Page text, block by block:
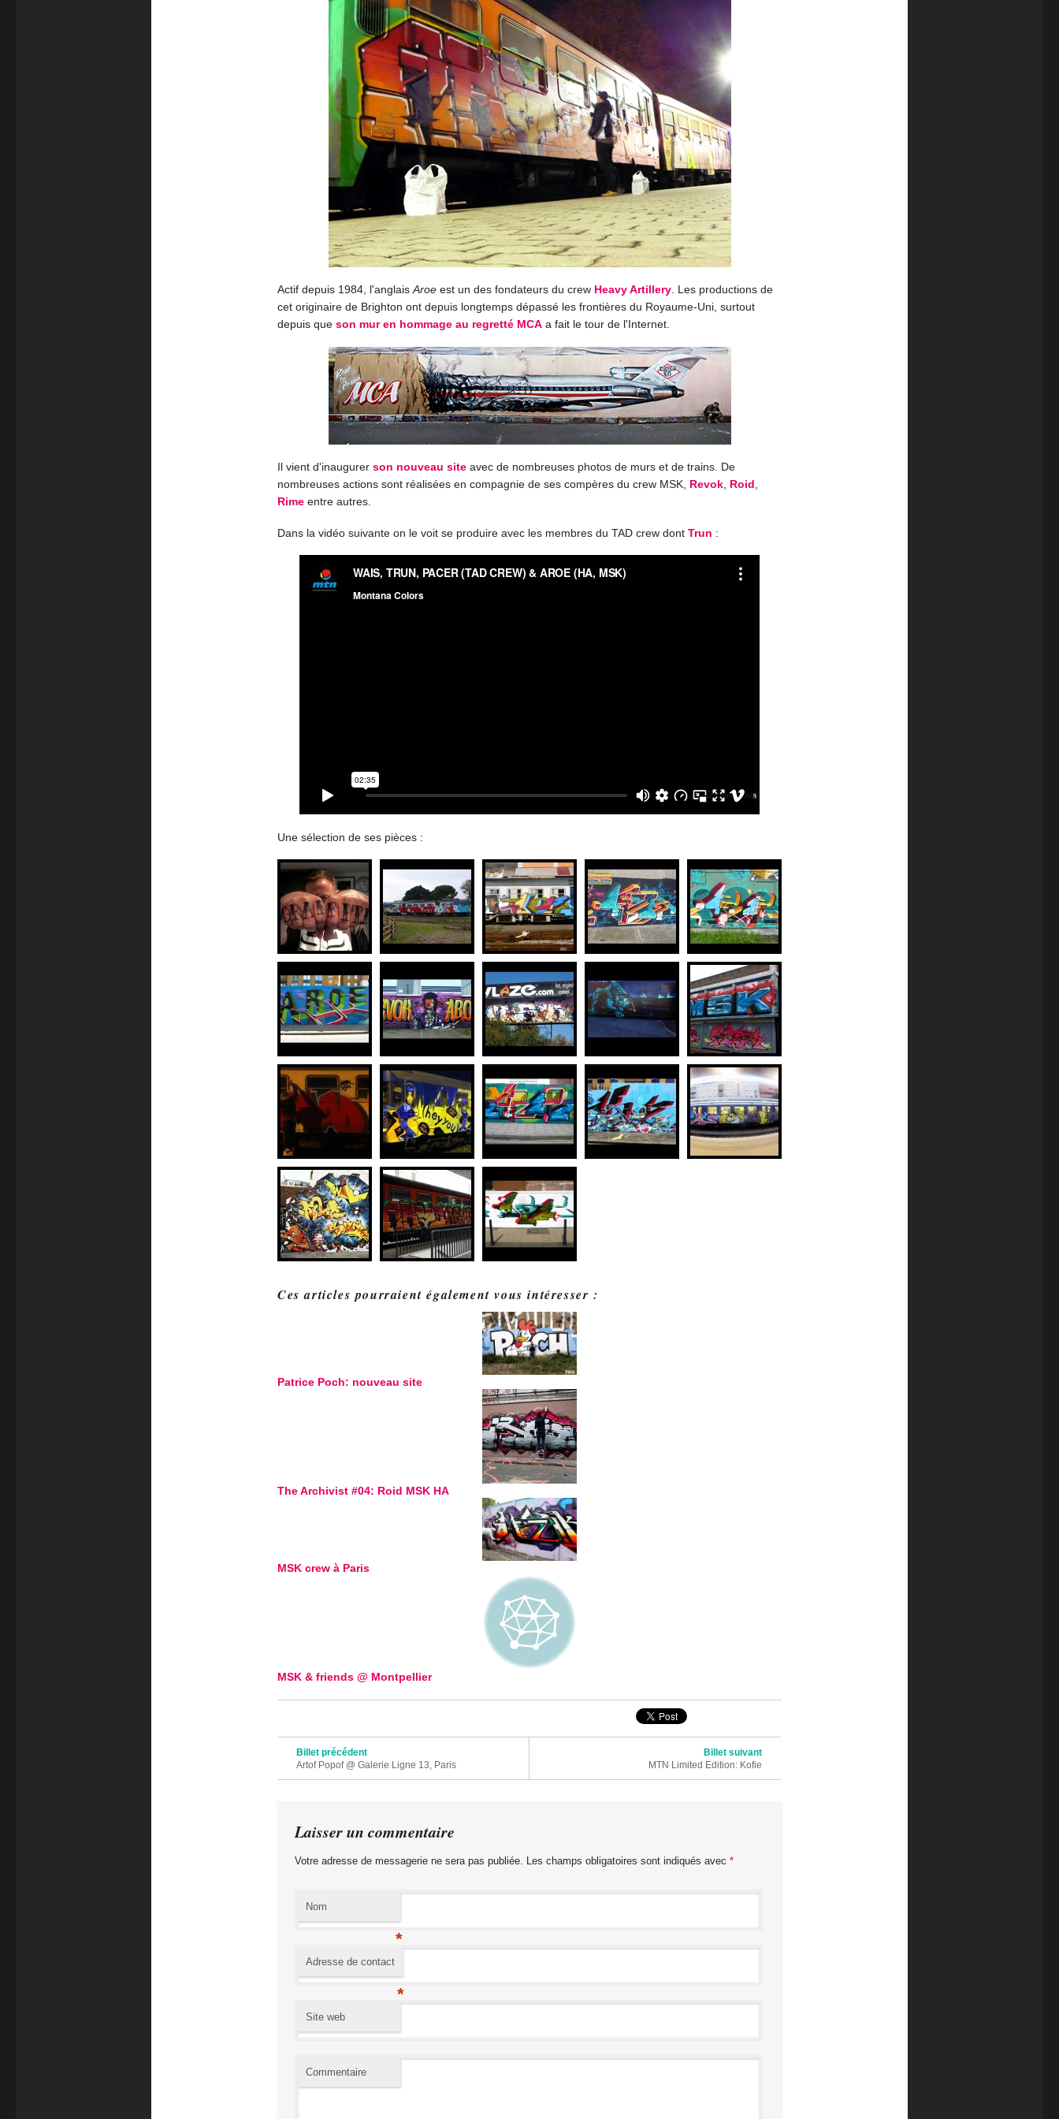
Actif depuis 1984, l'anglaisAroe est un des fondateurs du crew Heavy Artillery. Les productions de
cet originaire de Brighton ont depuis longtemps dépassé les frontières du Royaume-Uni, surtout
depuis que son mur en hommage au regretté MCA a fait le tour de l'Internet.
Il vient d'inaugurer son nouveau site avec de nombreuses photos de murs et de trains. De
nombreuses actions sont réalisées en compagnie de ses compères du crew MSK, Revok, Roid,
Rime entre autres.
Dans la vidéo suivante on le voit se produire avec les membres du TAD crew dont Trun :
Une sélection de ses pièces :
Ces articles pourraient également vous intéresser :
Patrice Poch: nouveau site
The Archivist #04: Roid MSK HA
MSK crew à Paris
MSK & friends @ Montpellier
Navigation des articles
Billet précédent
Artof Popof @ Galerie Ligne 13, Paris
Billet suivant
MTN Limited Edition: Kofie
Laisser un commentaire
Votre adresse de messagerie ne sera pas publiée. Les champs obligatoires sont indiqués avec *
Nom
*
Adresse de contact
*
Site web
Commentaire